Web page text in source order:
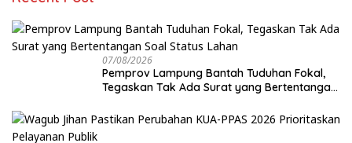
07/08/2026
Pemprov Lampung Bantah Tuduhan Fokal,
Tegaskan Tak Ada Surat yang Bertentangan